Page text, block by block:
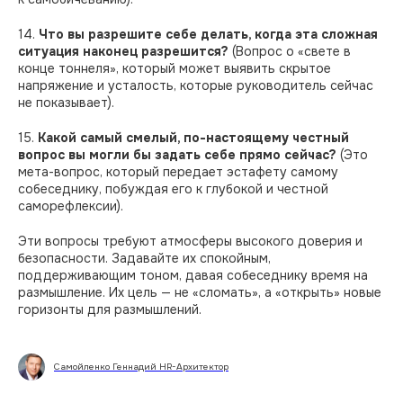
14. Что вы разрешите себе делать, когда эта сложная
ситуация наконец разрешится? (Вопрос о «свете в
конце тоннеля», который может выявить скрытое
напряжение и усталость, которые руководитель сейчас
не показывает).
15. Какой самый смелый, по-настоящему честный
вопрос вы могли бы задать себе прямо сейчас? (Это
мета-вопрос, который передает эстафету самому
собеседнику, побуждая его к глубокой и честной
саморефлексии).
Эти вопросы требуют атмосферы высокого доверия и
безопасности. Задавайте их спокойным,
поддерживающим тоном, давая собеседнику время на
размышление. Их цель — не «сломать», а «открыть» новые
горизонты для размышлений.
Самойленко Геннадий HR-Архитектор